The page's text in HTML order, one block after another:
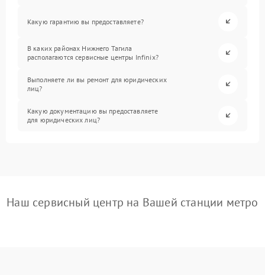
Какую гарантию вы предоставляете?
В каких районах Нижнего Тагила
располагаются сервисные центры Infinix?
Выполняете ли вы ремонт для юридических
лиц?
Какую документацию вы предоставляете
для юридических лиц?
Наш сервисный центр на Вашей станции метро